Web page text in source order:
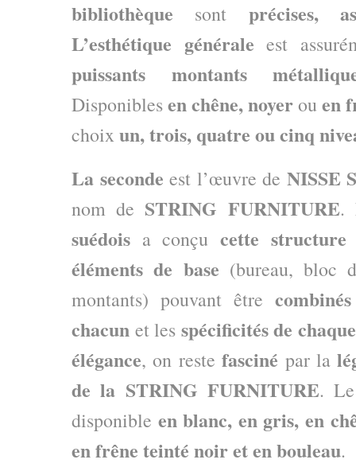
bibliothèque sont précises,
L’esthétique générale est
puissants montants
Disponiblesen chêne, noyerou en
choix un, trois, quatre ou cinq
La seconde est l’œuvre de NISSE
nom de STRING FURNITURE.
suédois a conçu cette structure
éléments de base (bureau, bloc
montants) pouvant être
chacun et les spécificités de
élégance, on restefasciné par la
de la STRING FURNITURE.
disponible en blanc, en gris, en
en frêne teinté noir et en bouleau.